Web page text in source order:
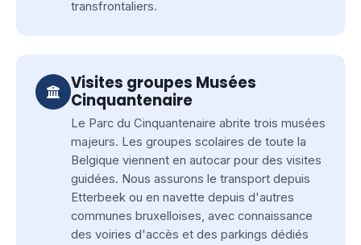
transfrontaliers.
Visites groupes Musées
Cinquantenaire
Le Parc du Cinquantenaire abrite trois musées
majeurs. Les groupes scolaires de toute la
Belgique viennent en autocar pour des visites
guidées. Nous assurons le transport depuis
Etterbeek ou en navette depuis d'autres
communes bruxelloises, avec connaissance
des voiries d'accès et des parkings dédiés